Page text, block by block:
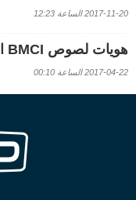
2017-11-20 الساعة 12:23
هويات لصوص BMCI الذين كشفتهم إمرأة
2017-04-22 الساعة 00:10